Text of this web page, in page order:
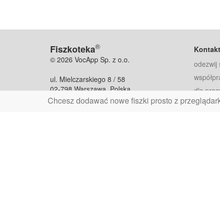
Chcesz dodawać nowe fiszki prosto z
Fiszkoteka®
© 2026 VocApp Sp. z o.o.
ul. Mielczarskiego 8 / 58
02-798 Warszawa, Polska
Kontakt
odezwij
dla